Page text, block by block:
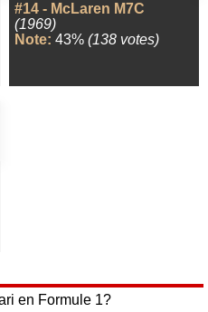
#14 - McLaren M7C
(1969)
Note: 43% (138 votes)